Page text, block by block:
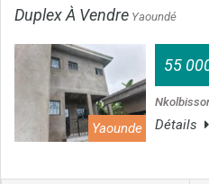
Duplex À Vendre Yaoundé
Yaounde
55
Détails